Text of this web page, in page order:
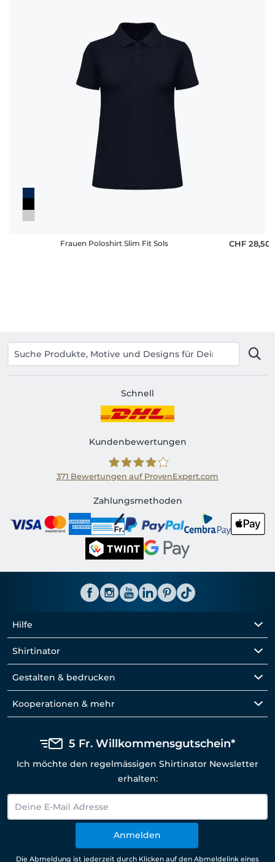
Frauen Poloshirt Slim Fit Sols CHF 28,50
Schnell
Kundenbewertungen
Shirtinator CH
371 Bewertungen auf ProvenExpert.com
Zahlungsmethoden
Hilfe
Shirtinator
Gestalten & bedrucken
Kooperationen & mehr
5 Fr. Willkommensgutschein*
Ich möchte den regelmässigen Shirtinator Newsletter
erhalten:
Anmelden
Die Abmeldung ist jederzeit durch Klicken auf den Abmeldelink eines